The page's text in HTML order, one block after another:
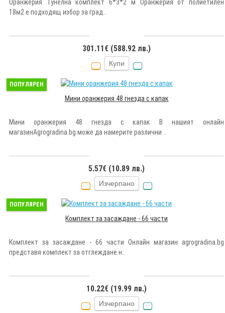
Оранжерия Тунелна комплект 6*3*2 м Оранжерия от полиетилен
18м2 е подходящ избор за град..
301.11€ (588.92 лв.)
Купи
ПОПУЛЯРЕН
Мини оранжерия 48 гнезда с капак
Мини оранжерия 48 гнезда с капак В нашият онлайн
магазинAgrogradina.bg може да намерите различни ..
5.57€ (10.89 лв.)
Изчерпано
ПОПУЛЯРЕН
Комплект за засаждане - 66 части
Комплект за засаждане - 66 части Онлайн магазин agrogradina.bg
представя комплект за отглеждане н..
10.22€ (19.99 лв.)
Изчерпано